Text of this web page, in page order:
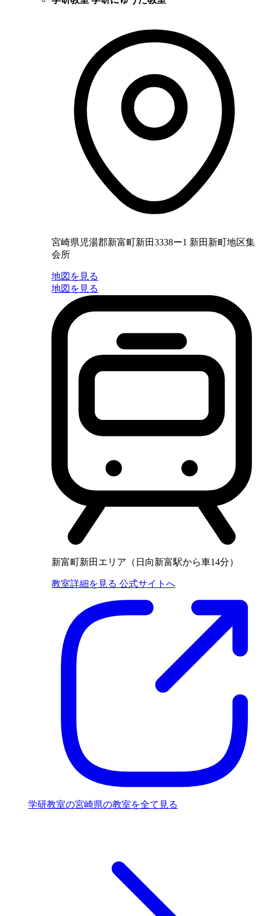
宮崎県児湯郡新富町新田3338ー1 新田新町地区集
会所
地図を見る
地図を見る
新富町新田エリア（日向新富駅から車14分）
教室詳細を見る 公式サイトへ
学研教室の宮崎県の教室を全て見る